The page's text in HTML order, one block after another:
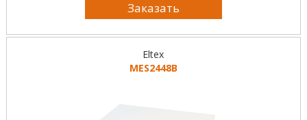
Заказать
Eltex
MES2448B